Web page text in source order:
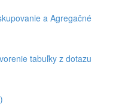
a Agregačné
tabuľky z dotazu